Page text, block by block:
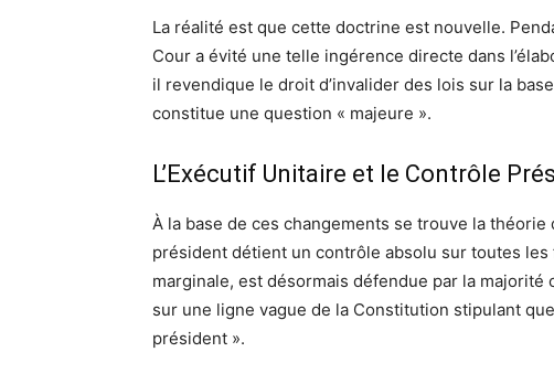
La réalité est que cette doctrine est nouvelle.
Cour a évité une telle ingérence directe dans
il revendique le droit d’invalider des lois sur la
constitue une question « majeure ».
L’Exécutif Unitaire et le Contrôle
À la base de ces changements se trouve la
président détient un contrôle absolu sur toutes
marginale, est désormais défendue par la majorité
sur une ligne vague de la Constitution stipulant
président ».